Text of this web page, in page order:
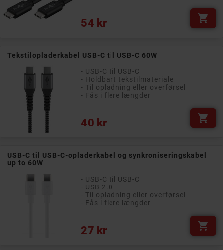
54 kr
Pris 
Tekstilopladerkabel USB-C til USB-C 60W
- USB-C til USB-C
- Holdbart tekstilmateriale
- Til opladning eller overførsel
- Fås i flere længder
40 kr
Pris 
USB-C til USB-C-opladerkabel og synkroniseringskabel
up to 60W
- USB-C til USB-C
- USB 2.0
- Til opladning eller overførsel
- Fås i flere længder
27 kr
Pris 